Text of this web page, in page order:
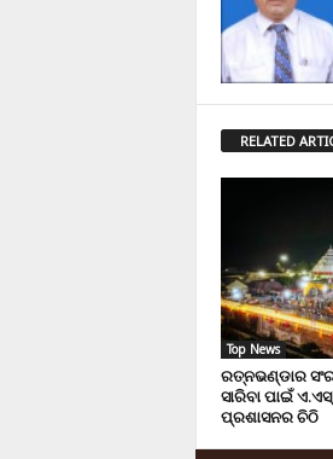
RELATED
Top News
ରତ୍ନଭଣ୍ଡାର
ସାରିବା ପାଇଁ
ପ୍ରଶାସନର ଚିଠି